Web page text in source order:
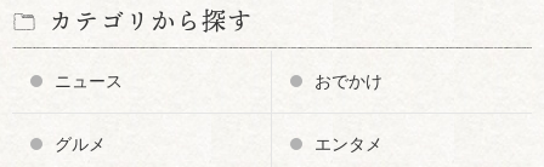
カテゴリから探す
ニュース おでかけ
グルメ エンタメ